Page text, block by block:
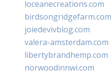
loceanecreations.com
birdsongridgefarm.com
joiedevivblog.com
valera-amsterdam.com
libertybrandhemp.com
norwoodinnwi.com